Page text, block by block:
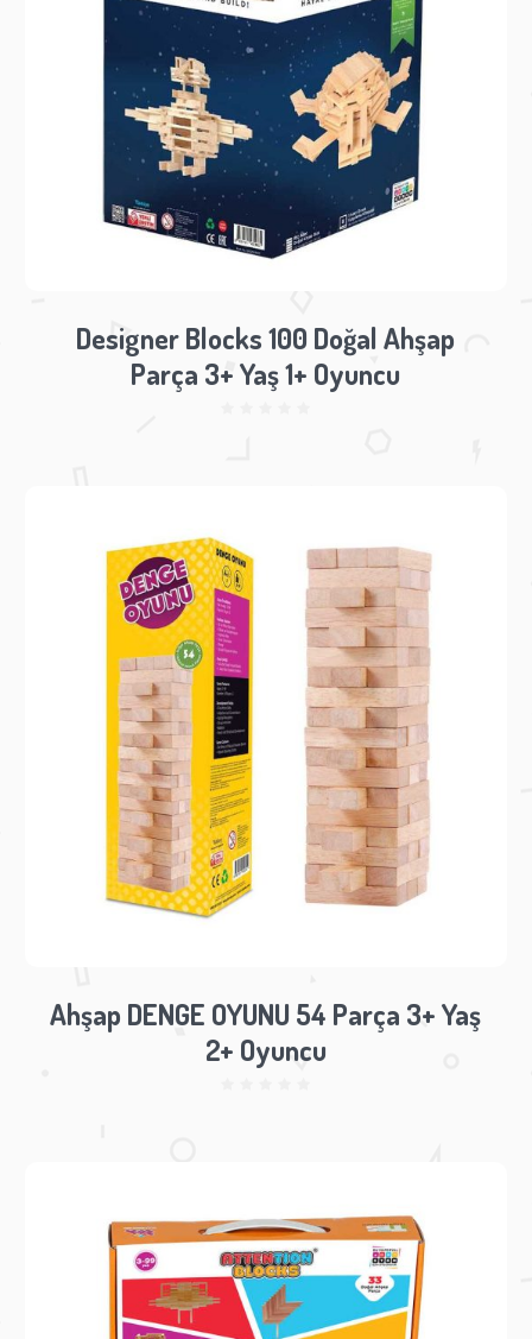
Designer Blocks 100 Doğal Ahşap
Parça 3+ Yaş 1+ Oyuncu
Ahşap DENGE OYUNU 54 Parça 3+ Yaş
2+ Oyuncu